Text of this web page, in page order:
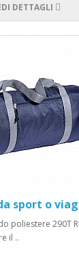
DETTAGLI
sport o
poliestere 290T
il ..